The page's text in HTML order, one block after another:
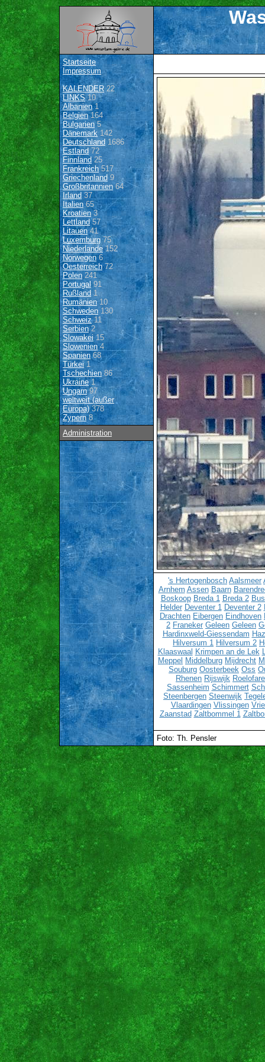
Startseite
Impressum
KALENDER22
LINKS10
Albanien1
Belgien164
Bulgarien 5
Dänemark142
Deutschland 1686
Estland 72
Finnland 25
Frankreich517
Griechenland9
Großbritannien64
Irland 37
Italien65
Kroatien3
Lettland57
Litauen41
Luxemburg 75
Niederlande152
Norwegen6
Oesterreich72
Polen 241
Portugal91
Rußland 1
Rumänien10
Schweden 130
Schweiz11
Serbien2
Slowakei15
Slowenien4
Spanien68
Türkei1
Tschechien 86
Ukraine1
Ungarn97
weltweit (außer
Europa)378
Zypern8
Administration
's Hertogenbosch Aalsmeer
Arnhem Assen Baarn
Boskoop Breda 1 Breda 2
Helder Deventer 1 Deventer 2
Drachten Eibergen Eindhoven
2 Franeker Geleen Geleen
Hardinxweld-Giessendam
Hilversum 1 Hilversum 2
Klaaswaal Krimpen an de Lek
Meppel Middelburg Mijdrecht
Souburg Oosterbeek Oss
Rhenen Rijswijk
Sassenheim Schimmert
Steenbergen Steenwijk
Vlaardingen Vlissingen
Zaanstad Zaltbommel 1
Foto: Th. Pensler